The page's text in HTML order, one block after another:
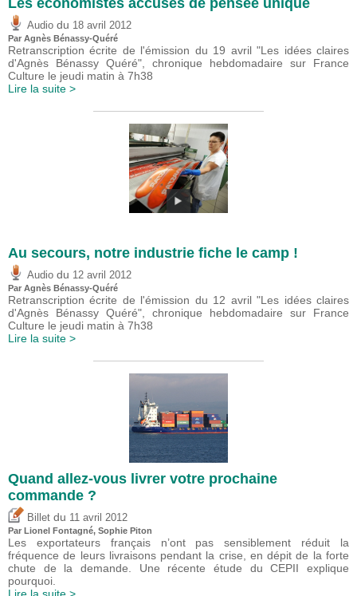
Les économistes accusés de pensée unique
Audio du 18 avril 2012
Par Agnès Bénassy-Quéré
Retranscription écrite de l'émission du 19 avril "Les idées claires
d'Agnès Bénassy Quéré", chronique hebdomadaire sur France
Culture le jeudi matin à 7h38
Lire la suite >
Au secours, notre industrie fiche le camp !
Audio du 12 avril 2012
Par Agnès Bénassy-Quéré
Retranscription écrite de l'émission du 12 avril "Les idées claires
d'Agnès Bénassy Quéré", chronique hebdomadaire sur France
Culture le jeudi matin à 7h38
Lire la suite >
Quand allez-vous livrer votre prochaine
commande ?
Billet du 11 avril 2012
Par Lionel Fontagné, Sophie Piton
Les exportateurs français n’ont pas sensiblement réduit la
fréquence de leurs livraisons pendant la crise, en dépit de la forte
chute de la demande. Une récente étude du CEPII explique
pourquoi.
Lire la suite >